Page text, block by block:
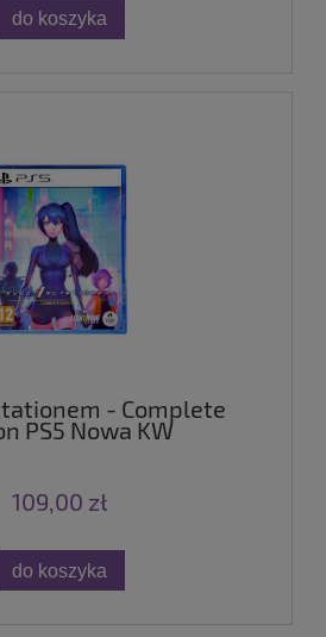
do koszyka
- Complete
PS5 Nowa KW
109,00 zł
do koszyka